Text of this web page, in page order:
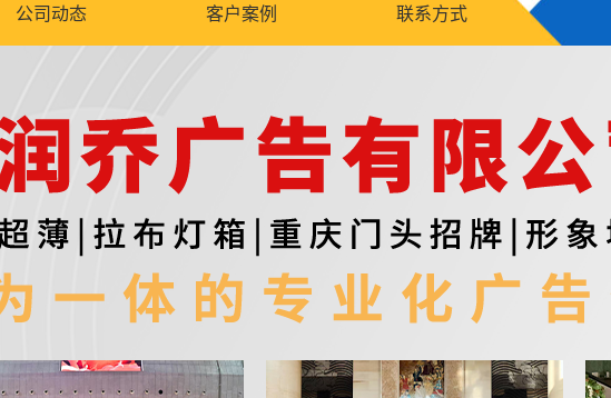
公司动态 客户案例 联系方式